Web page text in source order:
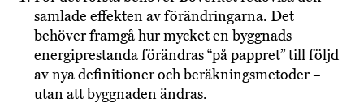
samlade effekten av förändringarna. Det
behöver framgå hur mycket en byggnads
energiprestanda förändras “på pappret” till följd
av nya definitioner och beräkningsmetoder –
utan att byggnaden ändras.